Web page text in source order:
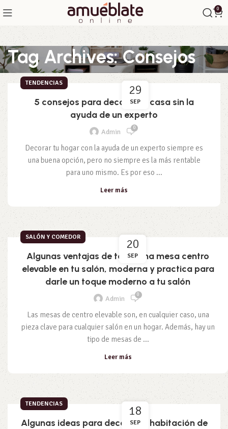
0
Tag Archives: Consejos
29
SEP
TENDENCIAS
5 consejos para decorar tu casa sin la
ayuda de un experto
Admin 0
Decorar tu hogar con la ayuda de un experto siempre es
una buena opción, pero no siempre es la más rentable
para uno mismo. Es por eso ...
Leer más
20
SEP
SALÓN Y COMEDOR
Algunas ventajas de tener una mesa centro
elevable en tu salón, moderna y practica para
darle un toque moderno a tu salón
Admin 0
Las mesas de centro elevable son, en cualquier caso, una
pieza clave para cualquier salón en un hogar. Además, hay un
tipo de mesas de ...
Leer más
18
SEP
TENDENCIAS
Algunas ideas para decorar la habitación de